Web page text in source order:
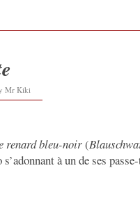
Mr Kiki
renard bleu-noir(
à un de ses